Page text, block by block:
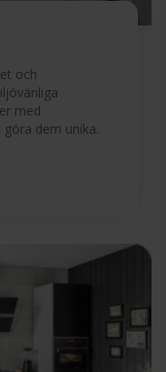
och
med
dem unika.